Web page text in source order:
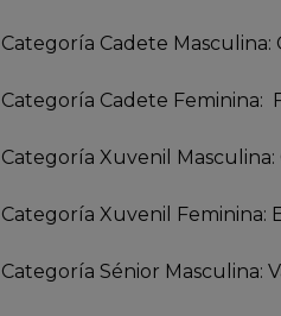
Categoría Cadete
Categoría Cadete Feminina:
Categoría Xuvenil Masculina:
Categoría Xuvenil Feminina:
Categoría Sénior Masculina: